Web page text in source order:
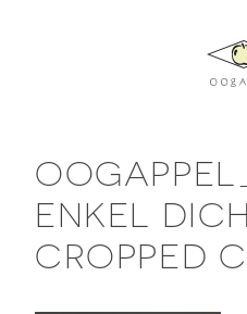
ENKEL
CROPPED